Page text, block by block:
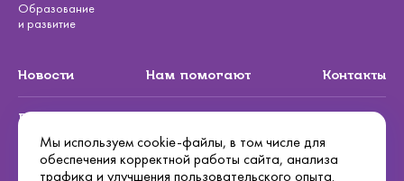
Мы используем cookie-файлы, в том числе для
обеспечения корректной работы сайта, анализа
трафика и улучшения пользовательского опыта.
Образование
и развитие
Новости Нам помогают Контакты
Подписаться на рассылку
Подписаться